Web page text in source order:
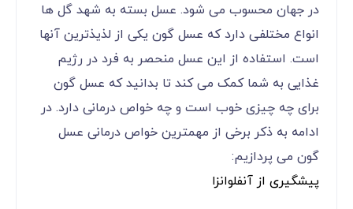
در جهان محسوب می شود. عسل بسته به شهد گل ها
انواع مختلفی دارد که عسل گون یکی از لذیذترین آنها
است. استفاده از این عسل منحصر به فرد در رژیم
غذایی به شما کمک می کند تا بدانید که عسل گون
برای چه چیزی خوب است و چه خواص درمانی دارد. در
ادامه به ذکر برخی از مهمترین خواص درمانی عسل
گون می پردازیم:
پیشگیری از آنفلوانزا